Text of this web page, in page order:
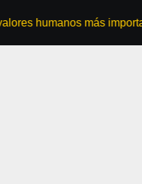
más importantes